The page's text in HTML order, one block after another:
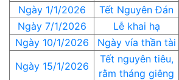
Ngày 1/1/2026
Tết Nguyên Đán
Ngày 7/1/2026
Lễ khai hạ
Ngày 10/1/2026
Ngày vía thần tài
Ngày 15/1/2026
Tết nguyên tiêu,
rằm tháng giêng